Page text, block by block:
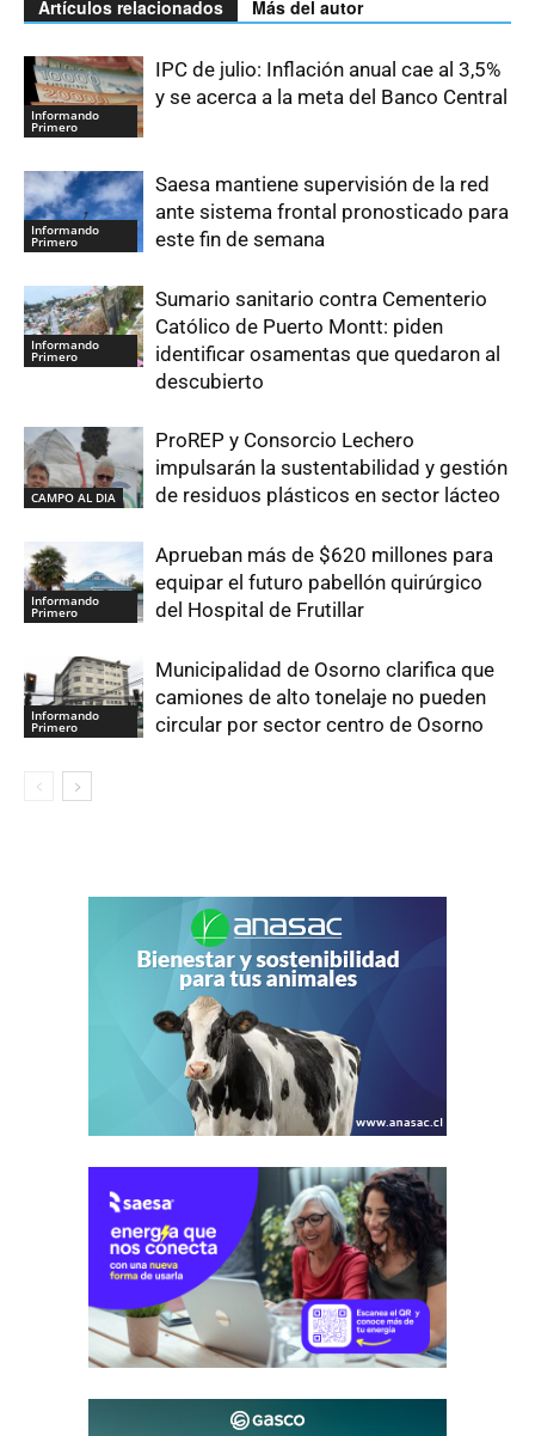
Artículos relacionados Más del autor
Informando
Primero
IPC de julio: Inflación anual cae al 3,5%
y se acerca a la meta del Banco Central
Informando
Primero
Saesa mantiene supervisión de la red
ante sistema frontal pronosticado para
este fin de semana
Informando
Primero
Sumario sanitario contra Cementerio
Católico de Puerto Montt: piden
identificar osamentas que quedaron al
descubierto
CAMPO AL DIA
ProREP y Consorcio Lechero
impulsarán la sustentabilidad y gestión
de residuos plásticos en sector lácteo
Informando
Primero
Aprueban más de $620 millones para
equipar el futuro pabellón quirúrgico
del Hospital de Frutillar
Informando
Primero
Municipalidad de Osorno clarifica que
camiones de alto tonelaje no pueden
circular por sector centro de Osorno